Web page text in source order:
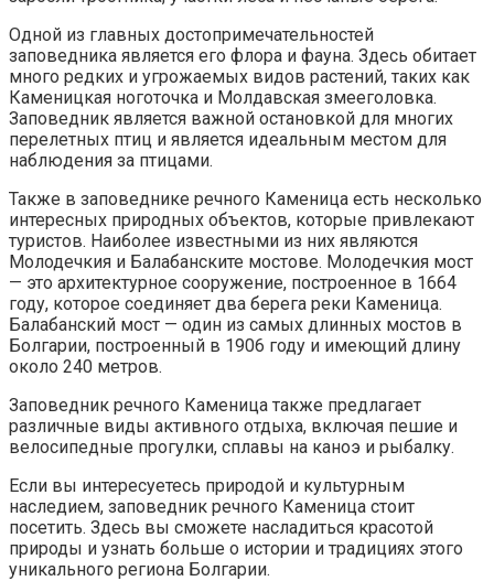
Одной из главных достопримечательностей
заповедника является его флора и фауна. Здесь обитает
много редких и угрожаемых видов растений, таких как
Каменицкая ноготочка и Молдавская змееголовка.
Заповедник является важной остановкой для многих
перелетных птиц и является идеальным местом для
наблюдения за птицами.
Также в заповеднике речного Каменица есть несколько
интересных природных объектов, которые привлекают
туристов. Наиболее известными из них являются
Молодечкия и Балабанските мостове. Молодечкия мост
— это архитектурное сооружение, построенное в 1664
году, которое соединяет два берега реки Каменица.
Балабанский мост — один из самых длинных мостов в
Болгарии, построенный в 1906 году и имеющий длину
около 240 метров.
Заповедник речного Каменица также предлагает
различные виды активного отдыха, включая пешие и
велосипедные прогулки, сплавы на каноэ и рыбалку.
Если вы интересуетесь природой и культурным
наследием, заповедник речного Каменица стоит
посетить. Здесь вы сможете насладиться красотой
природы и узнать больше о истории и традициях этого
уникального региона Болгарии.